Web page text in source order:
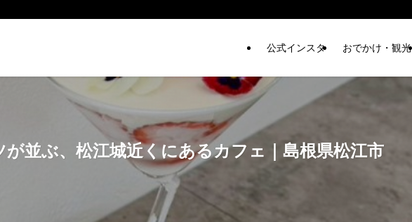
公式インスタ おでかけ・観光
並ぶ、松江城近くにあるカフェ｜島根県松江市